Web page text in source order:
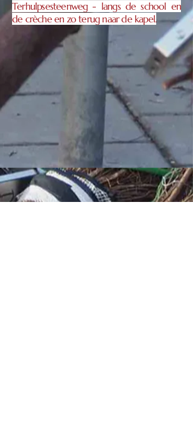
Terhulpsesteenweg - langs de school en
de crèche en zo terug naar de kapel.